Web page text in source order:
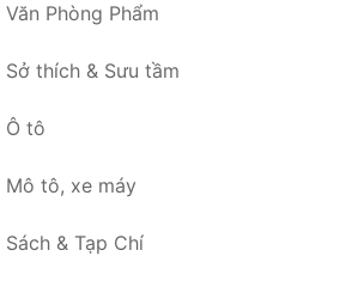
Văn Phòng Phẩm
Sở thích & Sưu tầm
Ô tô
Mô tô, xe máy
Sách & Tạp Chí